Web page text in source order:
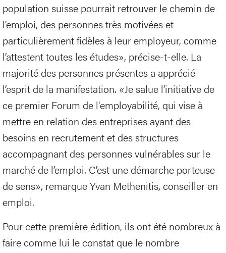
population suisse pourrait retrouver le chemin de
l’emploi, des personnes très motivées et
particulièrement fidèles à leur employeur, comme
l’attestent toutes les études», précise-t-elle. La
majorité des personnes présentes a apprécié
l’esprit de la manifestation. «Je salue l’initiative de
ce premier Forum de l'employabilité, qui vise à
mettre en relation des entreprises ayant des
besoins en recrutement et des structures
accompagnant des personnes vulnérables sur le
marché de l’emploi. C’est une démarche porteuse
de sens», remarque Yvan Methenitis, conseiller en
emploi.
Pour cette première édition, ils ont été nombreux à
faire comme lui le constat que le nombre